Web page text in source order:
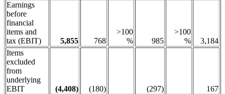
Earnings
before
financial
items and
tax (EBIT)
5,855 768
>100
%
985
>100
%
3,184
Items
excluded
from
underlying
EBIT
(4,408) (180) (297)
167